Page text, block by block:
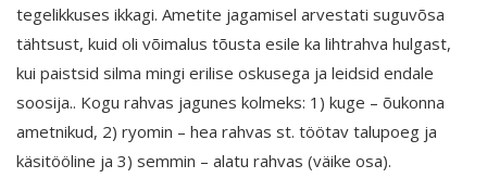
tegelikkuses ikkagi. Ametite jagamisel arvestati suguvõsa
tähtsust, kuid oli võimalus tõusta esile ka lihtrahva hulgast,
kui paistsid silma mingi erilise oskusega ja leidsid endale
soosija.. Kogu rahvas jagunes kolmeks: 1) kuge – õukonna
ametnikud, 2) ryomin – hea rahvas st. töötav talupoeg ja
käsitööline ja 3) semmin – alatu rahvas (väike osa).